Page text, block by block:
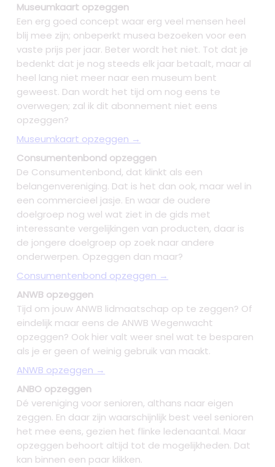
Museumkaart opzeggen
Een erg goed concept waar erg veel mensen heel
blij mee zijn; onbeperkt musea bezoeken voor een
vaste prijs per jaar. Beter wordt het niet. Tot dat je
bedenkt dat je nog steeds elk jaar betaalt, maar al
heel lang niet meer naar een museum bent
geweest. Dan wordt het tijd om nog eens te
overwegen; zal ik dit abonnement niet eens
opzeggen?
Museumkaart opzeggen →
Consumentenbond opzeggen
De Consumentenbond, dat klinkt als een
belangenvereniging. Dat is het dan ook, maar wel in
een commercieel jasje. En waar de oudere
doelgroep nog wel wat ziet in de gids met
interessante vergelijkingen van producten, daar is
de jongere doelgroep op zoek naar andere
onderwerpen. Opzeggen dan maar?
Consumentenbond opzeggen →
ANWB opzeggen
Tijd om jouw ANWB lidmaatschap op te zeggen? Of
eindelijk maar eens de ANWB Wegenwacht
opzeggen? Ook hier valt weer snel wat te besparen
als je er geen of weinig gebruik van maakt.
ANWB opzeggen →
ANBO opzeggen
Dé vereniging voor senioren, althans naar eigen
zeggen. En daar zijn waarschijnlijk best veel senioren
het mee eens, gezien het flinke ledenaantal. Maar
opzeggen behoort altijd tot de mogelijkheden. Dat
kan binnen een paar klikken.